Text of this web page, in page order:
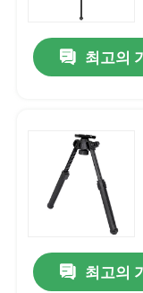
최고의
최고의